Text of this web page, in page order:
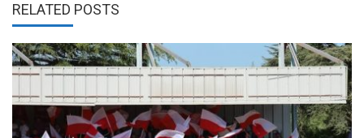
RELATED POSTS